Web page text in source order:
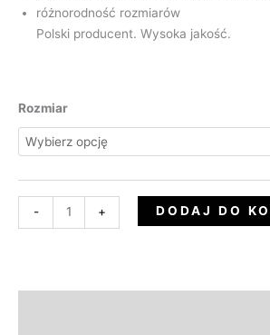
różnorodność rozmiarów
Polski producent. Wysoka jakość.
Rozmiar
- + DODAJ DO